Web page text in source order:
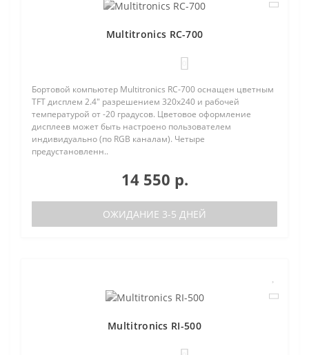
Multitronics RC-700
Бортовой компьютер Multitronics RC-700 оснащен цветным
TFT дисплем 2.4" разрешением 320х240 и рабочей
температурой от -20 градусов. Цветовое оформление
дисплеев может быть настроено пользователем
индивидуально (по RGB каналам). Четыре
предустановленн..
14 550 р.
ОЖИДАНИЕ 3-5 ДНЕЙ
Multitronics RI-500